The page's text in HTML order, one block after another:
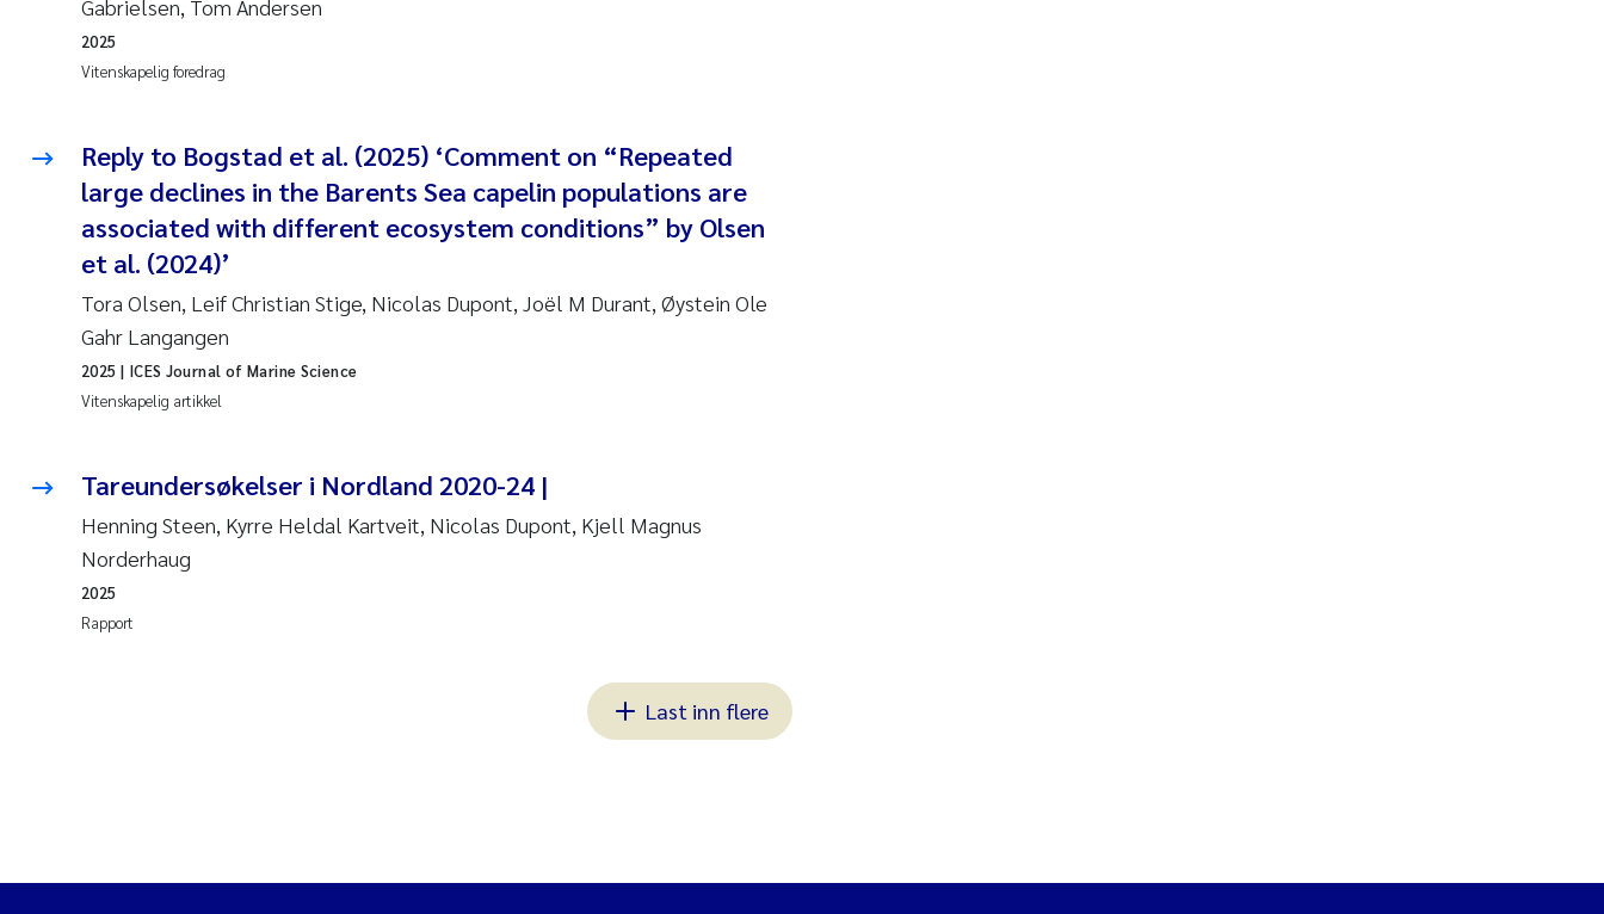
Gabrielsen, Tom Andersen
Vitenskapelig foredrag
2025
Reply to Bogstad et al. (2025) ‘Comment on “Repeated
large declines in the Barents Sea capelin populations are
associated with different ecosystem conditions” by Olsen
et al. (2024)’
Tora Olsen, Leif Christian Stige, Nicolas Dupont, Joël M Durant, Øystein Ole
Gahr Langangen
Vitenskapelig artikkel
2025 | ICES Journal of Marine Science
Tareundersøkelser i Nordland 2020-24 |
Henning Steen, Kyrre Heldal Kartveit, Nicolas Dupont, Kjell Magnus
Norderhaug
Rapport
2025
Last inn flere